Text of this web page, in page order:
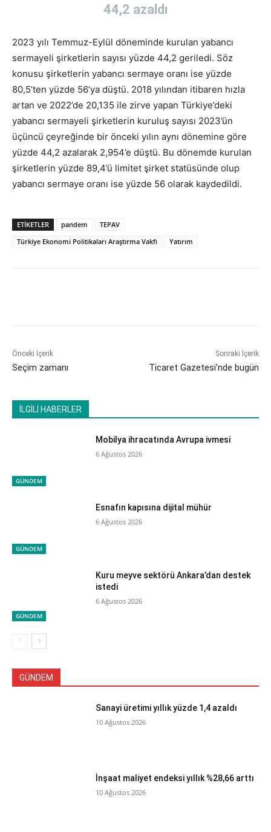
44,2 azaldı
2023 yılı Temmuz-Eylül döneminde kurulan yabancı
sermayeli şirketlerin sayısı yüzde 44,2 geriledi. Söz
konusu şirketlerin yabancı sermaye oranı ise yüzde
80,5’ten yüzde 56’ya düştü. 2018 yılından itibaren hızla
artan ve 2022’de 20,135 ile zirve yapan Türkiye’deki
yabancı sermayeli şirketlerin kuruluş sayısı 2023’ün
üçüncü çeyreğinde bir önceki yılın aynı dönemine göre
yüzde 44,2 azalarak 2,954’e düştü. Bu dönemde kurulan
şirketlerin yüzde 89,4’ü limitet şirket statüsünde olup
yabancı sermaye oranı ise yüzde 56 olarak kaydedildi.
ETİKETLER pandem
TEPAV
Türkiye Ekonomi Politikaları Araştırma Vakfı
Yatırım
Önceki İçerik
Seçim zamanı
Sonraki İçerik
Ticaret Gazetesi’nde bugün
İLGİLİ HABERLER
GÜNDEM
Mobilya ihracatında Avrupa ivmesi
6 Ağustos 2026
GÜNDEM
Esnafın kapısına dijital mühür
6 Ağustos 2026
GÜNDEM
Kuru meyve sektörü Ankara’dan destek
istedi
6 Ağustos 2026
GÜNDEM
Sanayi üretimi yıllık yüzde 1,4 azaldı
10 Ağustos 2026
İnşaat maliyet endeksi yıllık %28,66 arttı
10 Ağustos 2026